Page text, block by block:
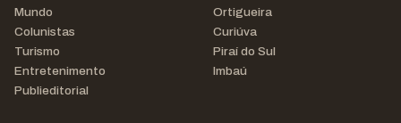
Mundo
Colunistas
Turismo
Entretenimento
Publieditorial
Ortigueira
Curiúva
Piraí do Sul
Imbaú